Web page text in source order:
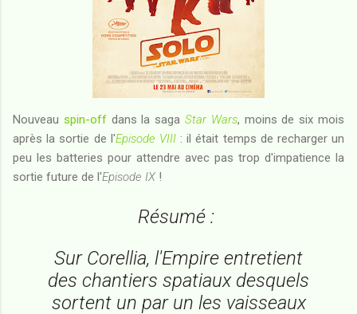
Nouveau spin-offdans la sagaStar Wars, moins de six mois
après la sortie de l'Episode VIII: il était temps de recharger un
peu les batteries pour attendre avec pas trop d'impatience la
sortie future de l'Episode IX !
Résumé :
Sur Corellia, l'Empire entretient
des chantiers spatiaux desquels
sortent un par un les vaisseaux